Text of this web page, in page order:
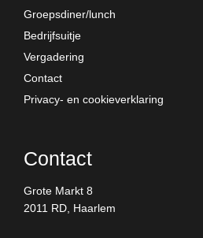
Groepsdiner/lunch
Bedrijfsuitje
Vergadering
Contact
Privacy- en cookieverklaring
Contact
Grote Markt 8
2011 RD, Haarlem